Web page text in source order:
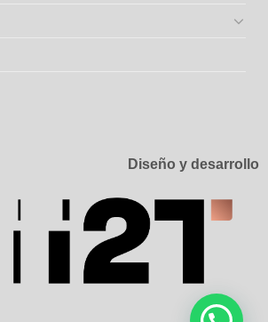
Diseño y desarrollo